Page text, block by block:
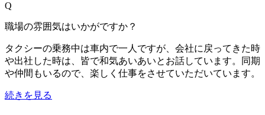
Q
職場の雰囲気はいかがですか？
タクシーの乗務中は車内で一人ですが、会社に戻ってきた時
や出社した時は、皆で和気あいあいとお話しています。同期
や仲間もいるので、楽しく仕事をさせていただいています。
続きを見る